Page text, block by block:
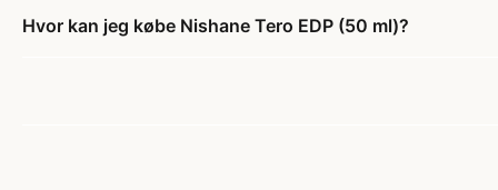
Hvor kan jeg købe Nishane Tero EDP (50 ml)?